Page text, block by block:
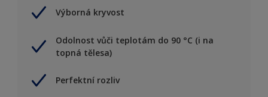
Výborná kryvost
Odolnost vůči teplotám do 90 °C (i na
topná tělesa)
Perfektní rozliv